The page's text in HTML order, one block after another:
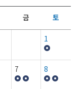
금 토
1
7 8